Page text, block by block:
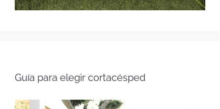
Guía para elegir cortacésped